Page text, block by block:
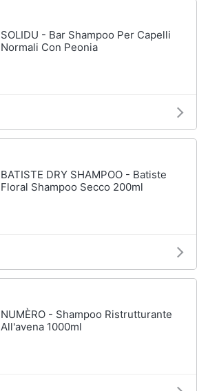
SOLIDU - Bar Shampoo Per Capelli
Normali Con Peonia
BATISTE DRY SHAMPOO - Batiste
Floral Shampoo Secco 200ml
NUMÈRO - Shampoo Ristrutturante
All'avena 1000ml